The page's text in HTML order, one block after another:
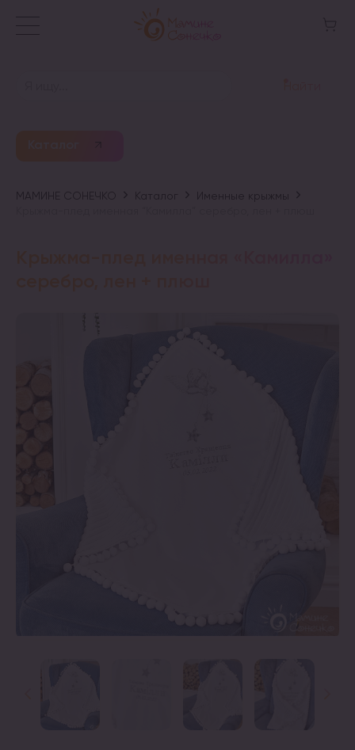
МАМИНЕ СОНЕЧКО Каталог
Именные крыжмы